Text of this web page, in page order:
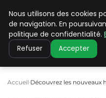
CLIMATE C
Accueil Découvrez les nouveaux
Nous utilisons des cookies
de navigation. En
politique de confidentialité.
Refuser Accepter